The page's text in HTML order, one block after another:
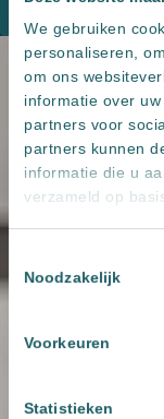
We gebruiken
personaliseren,
om ons
informatie over
partners voor
partners kunnen
informatie die u
verzameld op
Noodzakelijk
Voorkeuren
Statistieken
Plan een